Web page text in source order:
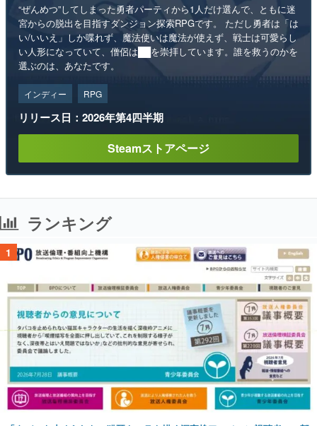
“ぜんめつ”してしまった勇者パーティから1人だけ選んで、ともに迷
宮からの脱出を目指すダンジョン探索RPGです。 ただし勇者は「は
い/いいえ」しか喋れず、魔法使いは魔法が使えず、戦士は可愛らし
い人形になっていて、僧侶は██を崇拝しています。誰を救うのかを
選ぶのは、あなたです。
インディー RPG
リリース日：2026年第4四半期
Steamストアページ
ランキング
1